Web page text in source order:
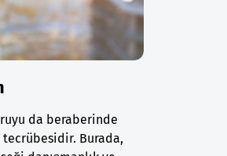
da beraberinde
Burada,